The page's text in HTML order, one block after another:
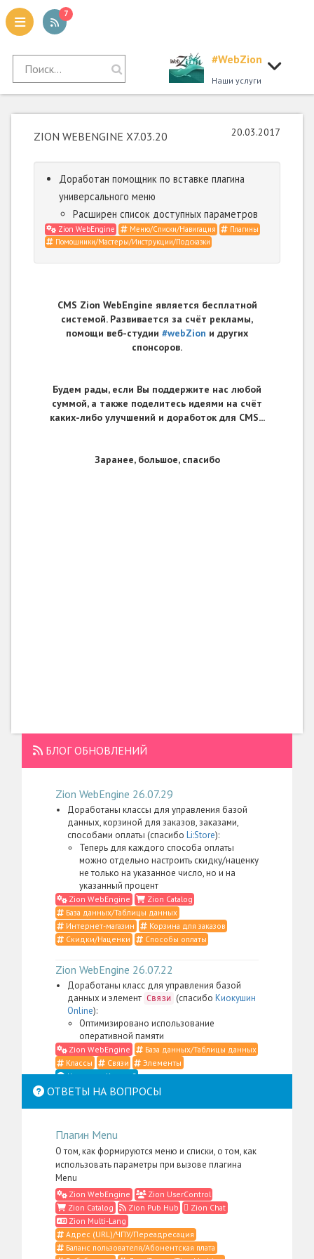
7
#WebZion
Наши услуги
ZION WEBENGINE X7.03.20 20.03.2017
Доработан помощник по вставке плагина
универсального меню
Расширен список доступных параметров
Zion WebEngine Меню/Списки/Навигация
Плагины
Помощники/Мастеры/Инструкции/Подсказки
CMS Zion WebEngine является бесплатной
системой. Развивается за счёт рекламы,
помощи веб-студии #webZion и других
спонсоров.
Будем рады, если Вы поддержите нас любой
суммой, а также поделитесь идеями на счёт
каких-либо улучшений и доработок для CMS...
Заранее, большое, спасибо
БЛОГ ОБНОВЛЕНИЙ
Zion WebEngine 26.07.29
Доработаны классы для управления базой
данных, корзиной для заказов, заказами,
способами оплаты (спасибо Li:Store):
Теперь для каждого способа оплаты
можно отдельно настроить скидку/наценку
не только на указанное число, но и на
указанный процент
Zion WebEngine
Zion Catalog
База данных/Таблицы данных
Интернет-магазин
Корзина для заказов
Скидки/Наценки
Способы оплаты
Zion WebEngine 26.07.22
Доработаны класс для управления базой
данных и элемент Связи (спасибо Киокушин
Online):
Оптимизировано использование
оперативной памяти
Zion WebEngine
База данных/Таблицы данных
Классы
Связи
Элементы
Что такое Классы?
Zion WebEngine 26.07.21
контентом, элемент
меню администратора для пакета Zion
, а также административные
скрипты и CSS-определения (спасибо
случаях, когда в административном
интерфейсе нужно отобразить
подразделы только одного надраздела:
В том числе теперь нет необходимости
указывать тип надраздела
ОТВЕТЫ НА ВОПРОСЫ
Плагин Menu
О том, как формируются меню и списки, о том, как
использовать параметры при вызове плагина
Menu
Zion WebEngine
Zion UserControl
Zion Catalog
Zion Pub Hub
Zion Chat
Zion Multi-Lang
Адрес (URL)/ЧПУ/Переадресация
Баланс пользователя/Абонентская плата